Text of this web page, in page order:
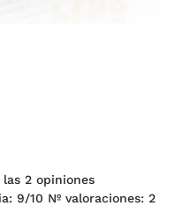
las 2 opiniones
9/10 Nº valoraciones: 2